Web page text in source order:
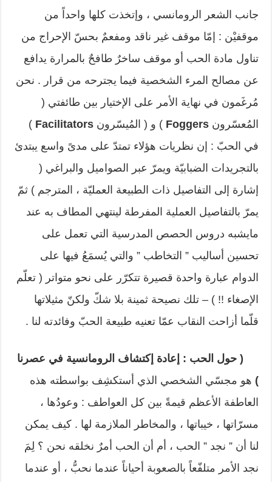
جانب الشعر الرومانسي ، وإتخذت كلها واحداً من
موقفيْن : إمّا موقف غير ناقد ومفعمٌ بحسّ الإحراج من
تناول مادة الحب أو موقف ساخرٌ طافحٌ بالمرارة يدافع
عن مصالح المرء الشخصية فيما يجترحه من قرار . نحن
مُرغَمون في نهاية الأمر على الإختيار بين طائفتي (
المُعسّرونFoggers ) و ( المُيسّرونFacilitators
)
في الحبّ : إن نظريات هؤلاء تمتدّ على مدىً واسع يبتدئ
بالتجريدات الضبابيّة ويمرّ عبر الصواميل والبراغي (
إشارة إلى التفاصيل ذات الطبيعة العمليّة ، المترجم ) ثمّ
يمرّ بالتفاصيل العملية المفرطة لينتهي المطاف به عند
مايشبه دروس الحصص المدرسية التي تعمل على
تحسين أساليب ” التخاطب ” والتي يُسمَعُ فيها على
الدوام عبارة واحدة قصيرة تتكرّر على نحو متواتر ( تعلّم
الإصغاء !! ) – تلك نصيحة ثمينة بلا شكّ ولكنّ مثيلاتها
قلّما أزاحت النقاب عمّا تعنيه طبيعة الحبّ وفائدته لنا .
( حول الحب : إعادة إكتشاف الرومانسية في عصرنا
) هو مجسّي الشخصي الذي أستكشِف بواسطته هذه
العاطفة الأعظم قيمةً بين كل العواطف : وعودُها ،
مسرّاتها ، خيباتها ، والمخاطر الملازمة لها . كيف يمكن
لنا أن ” نجد ” الحب ، أم أن الحب أمرٌ نخلقه نحن ؟ لِمَ
نجد الأمر متلفّعاً بالصعوبة أحياناً عندما نحبُّ ، أو عندما